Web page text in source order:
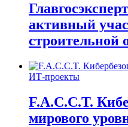
активный
строительной
ИТ-проекты
F.A.C.C.T.
мирового